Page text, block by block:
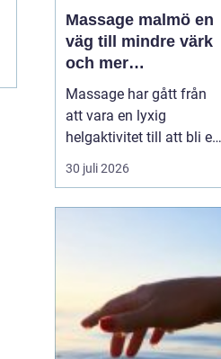
Massage malmö en
väg till mindre värk
och mer
vardagsenergi
Massage har gått från
att vara en lyxig
helgaktivitet till att bli en
naturlig del av många
människors vardag. Fler
som Malmö, där tempot
är högt och många
kombinerar sti...
30 juli 2026